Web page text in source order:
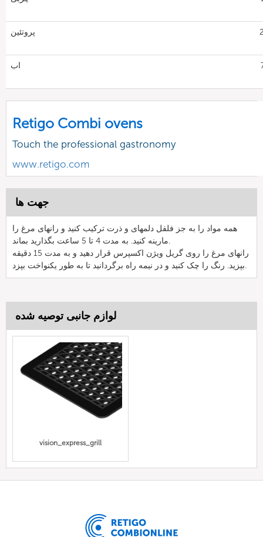
پروتئین
اب
Retigo Combi ovens
Touch the professional gastronomy
www.retigo.com
جهت ها
همه مواد را به جز فلفل دلمهای و ذرت ترکیب کنید و رانهای مرغ را
مارینه کنید. به مدت 4 تا 5 ساعت بگذارید بماند.
رانهای مرغ را روی گریل ویژن اکسپرس قرار دهید و به مدت 15 دقیقه
بپزید. رنگ را چک کنید و در نیمه راه برگردانید تا به طور یکنواخت بپزد.
لوازم جانبی توصیه شده
vision_express_grill